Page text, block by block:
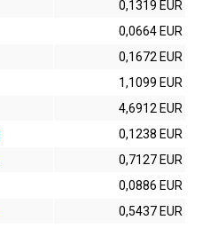
0,1319 EUR
0,0664 EUR
0,1672 EUR
1,1099 EUR
4,6912 EUR
0,1238 EUR
0,7127 EUR
0,0886 EUR
0,5437 EUR